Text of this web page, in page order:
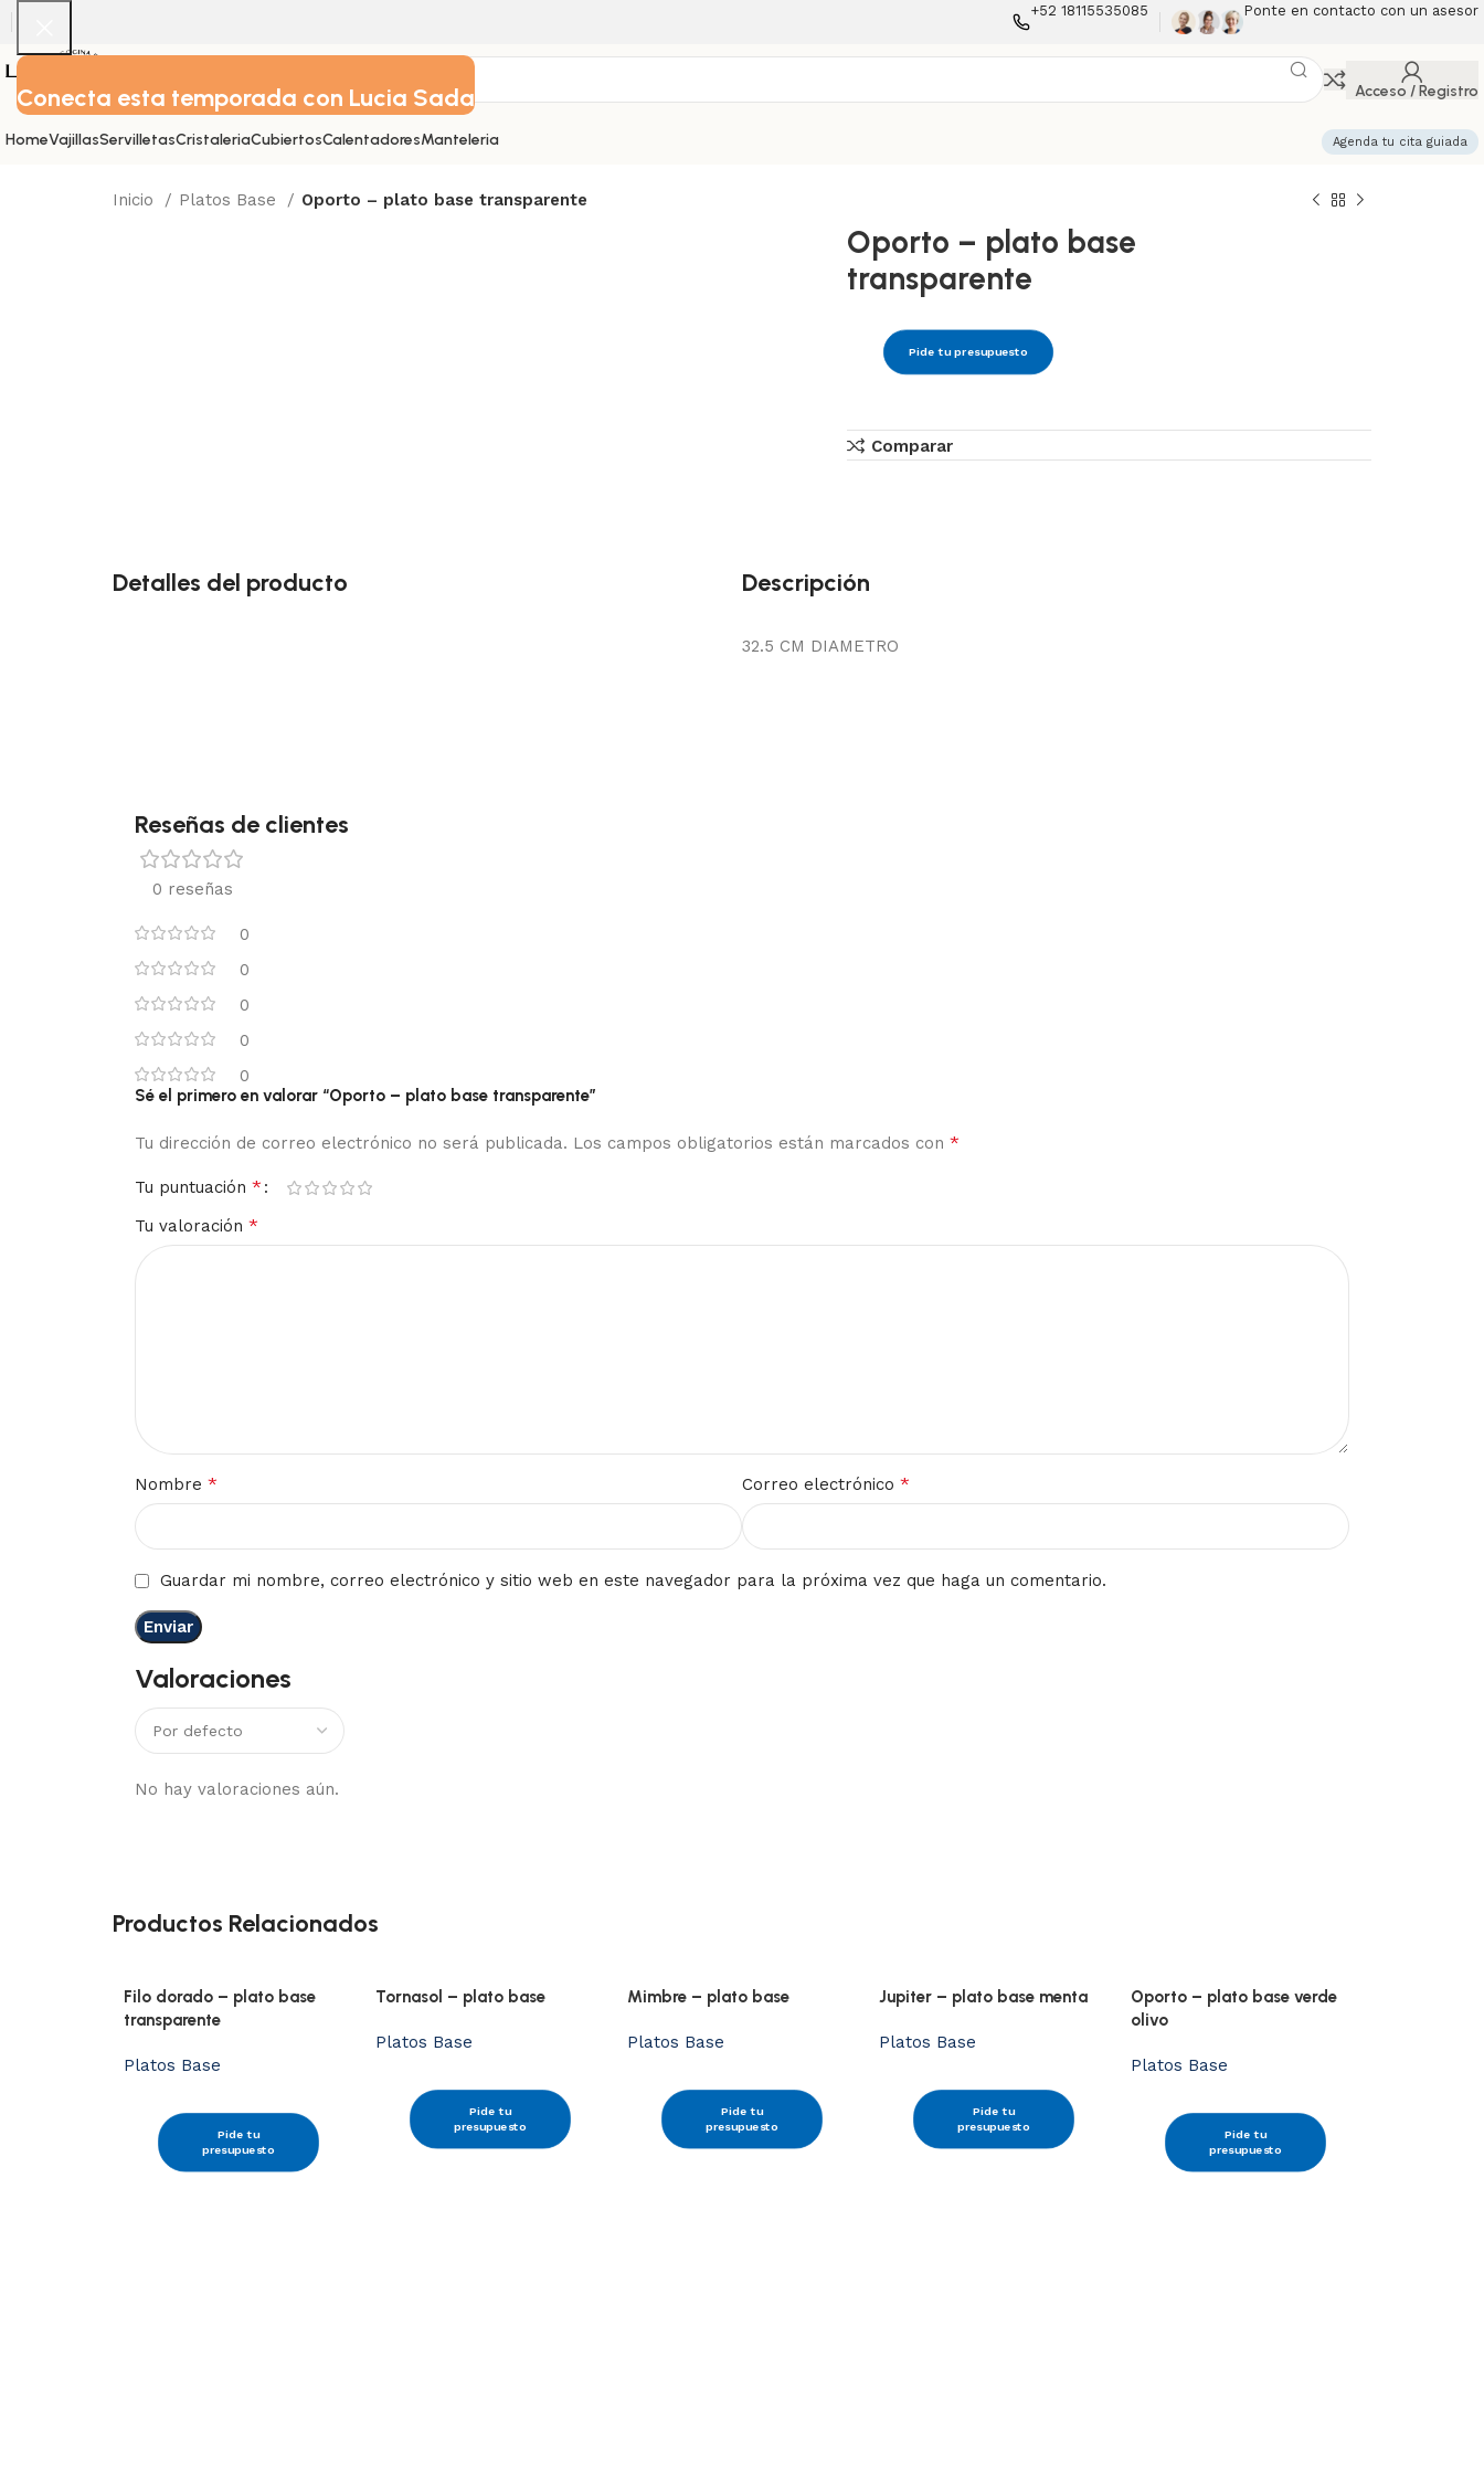
Conecta esta temporada con Lucia Sada
+52 18115535085 Ponte en contacto con un asesor
Acceso / Registro
HomeVajillasServilletasCristaleriaCubiertosCalentadoresManteleria Agenda tu cita guiada
Inicio Platos Base Oporto – plato base transparente
Oporto – plato base
transparente
Pide tu presupuesto
Comparar
Detalles del producto Descripción
32.5 CM DIAMETRO
Reseñas de clientes
0 reseñas
0
0
0
0
0
Valoraciones
No hay valoraciones aún.
Sé el primero en valorar “Oporto – plato base transparente”
Tu dirección de correo electrónico no será publicada. Los campos obligatorios están marcados con *
Tu puntuación *
Tu valoración *
Nombre * Correo electrónico *
Guardar mi nombre, correo electrónico y sitio web en este navegador para la próxima vez que haga un comentario.
Productos Relacionados
Filo dorado – plato base
transparente
Platos Base
Pide tu
presupuesto
Tornasol – plato base
Platos Base
Pide tu
presupuesto
Mimbre – plato base
Platos Base
Pide tu
presupuesto
Jupiter – plato base menta
Platos Base
Pide tu
presupuesto
Oporto – plato base verde
olivo
Platos Base
Pide tu
presupuesto